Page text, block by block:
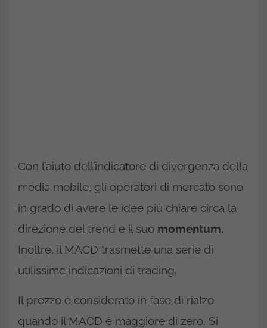
Con l’aiuto dell’indicatore di divergenza della
media mobile, gli operatori di mercato sono
in grado di avere le idee più chiare circa la
direzione del trend e il suo momentum.
Inoltre, il MACD trasmette una serie di
utilissime indicazioni di trading.
Il prezzo è considerato in fase di rialzo
quando il MACD è maggiore di zero. Si